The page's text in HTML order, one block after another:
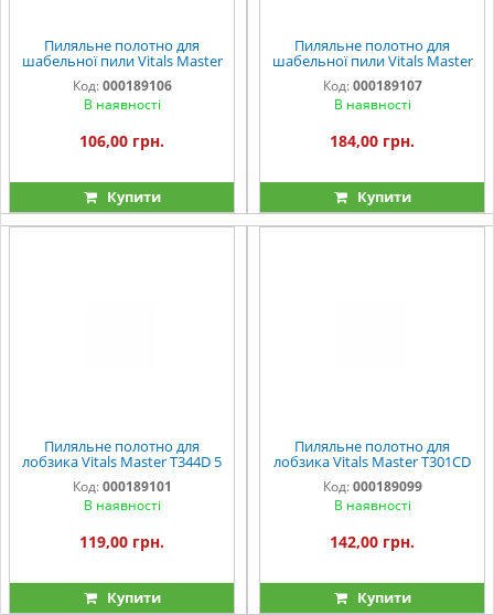
Пиляльне полотно для
шабельної пили Vitals Master
S 644 D 2 од.
Код: 000189106
В наявності
106,00 грн.
Купити
Пиляльне полотно для
шабельної пили Vitals Master
S 1542 K 2 од.
Код: 000189107
В наявності
184,00 грн.
Купити
Пиляльне полотно для
лобзика Vitals Master T344D 5
од.
Код: 000189101
В наявності
119,00 грн.
Купити
Пиляльне полотно для
лобзика Vitals Master T301CD
5 од.
Код: 000189099
В наявності
142,00 грн.
Купити